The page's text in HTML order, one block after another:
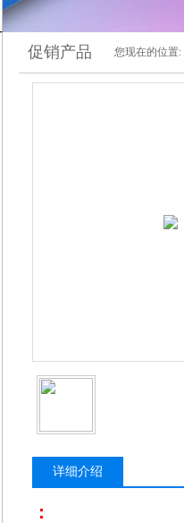
促销产品 您现在的位置:
详细介绍
：